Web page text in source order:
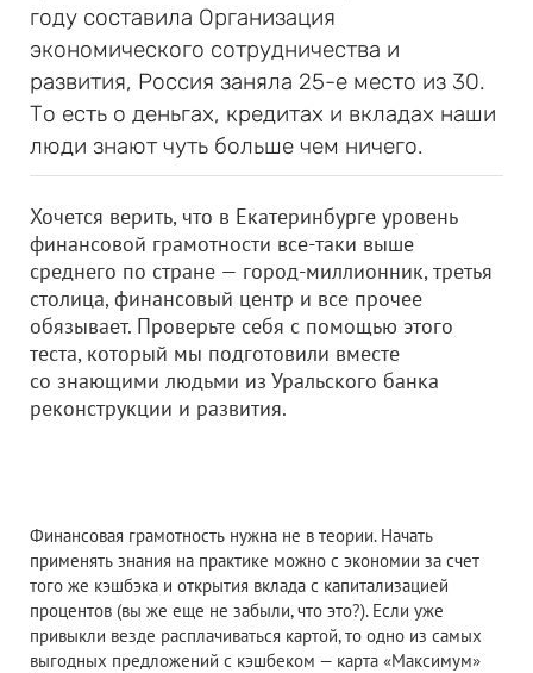
году составила Организация
экономического сотрудничества и
развития, Россия заняла 25-е место из 30.
То есть о деньгах, кредитах и вкладах наши
люди знают чуть больше чем ничего.
Хочется верить, что в Екатеринбурге уровень
финансовой грамотности все-таки выше
среднего по стране — город-миллионник, третья
столица, финансовый центр и все прочее
обязывает. Проверьте себя с помощью этого
теста, который мы подготовили вместе
со знающими людьми из Уральского банка
реконструкции и развития.
Финансовая грамотность нужна не в теории. Начать
применять знания на практике можно с экономии за счет
того же кэшбэка и открытия вклада с капитализацией
процентов (вы же еще не забыли, что это?). Если уже
привыкли везде расплачиваться картой, то одно из самых
выгодных предложений с кэшбеком — карта «Максимум»